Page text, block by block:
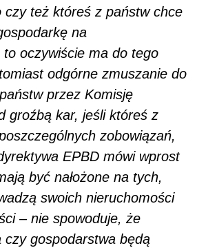
czy też któreś z państw chce
na
oczywiście ma do tego
odgórne zmuszanie do
przez Komisję
groźbą kar, jeśli któreś z
zobowiązań,
EPBD mówi wprost
być nałożone na tych,
swoich nieruchomości
– nie spowoduje, że
czy gospodarstwa będą